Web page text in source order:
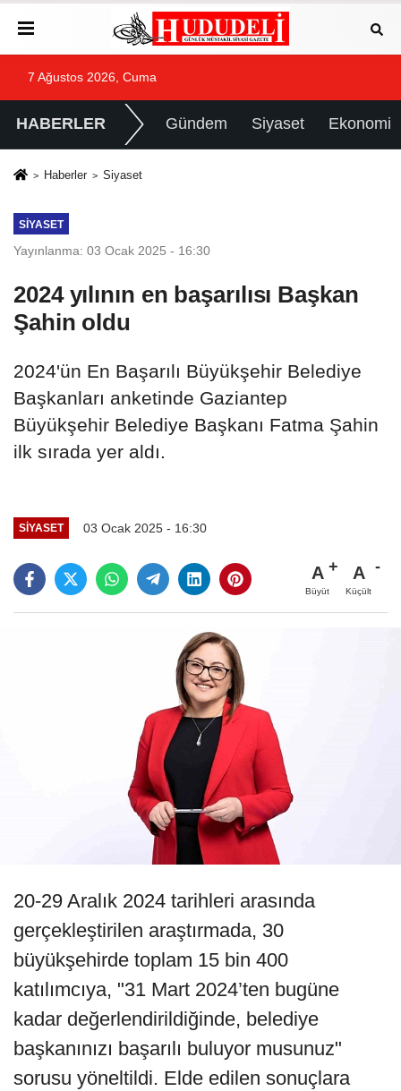
7 Ağustos 2026, Cuma
HABERLER Gündem Siyaset Ekonomi
Haberler Siyaset
SIYASET
Yayınlanma: 03 Ocak 2025 - 16:30
2024 yılının en başarılısı Başkan
Şahin oldu
2024'ün En Başarılı Büyükşehir Belediye
Başkanları anketinde Gaziantep
Büyükşehir Belediye Başkanı Fatma Şahin
ilk sırada yer aldı.
SIYASET 03 Ocak 2025 - 16:30
A
Büyüt
A
Küçült
20-29 Aralık 2024 tarihleri arasında
gerçekleştirilen araştırmada, 30
büyükşehirde toplam 15 bin 400
katılımcıya, "31 Mart 2024’ten bugüne
kadar değerlendirildiğinde, belediye
başkanınızı başarılı buluyor musunuz"
sorusu yöneltildi. Elde edilen sonuçlara